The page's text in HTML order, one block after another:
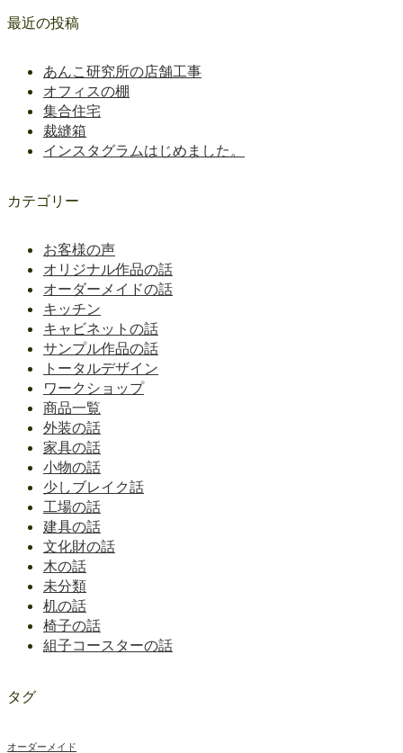
最近の投稿
あんこ研究所の店舗工事
オフィスの棚
集合住宅
裁縫箱
インスタグラムはじめました。
カテゴリー
お客様の声
オリジナル作品の話
オーダーメイドの話
キッチン
キャビネットの話
サンプル作品の話
トータルデザイン
ワークショップ
商品一覧
外装の話
家具の話
小物の話
少しブレイク話
工場の話
建具の話
文化財の話
木の話
未分類
机の話
椅子の話
組子コースターの話
タグ
オーダーメイド